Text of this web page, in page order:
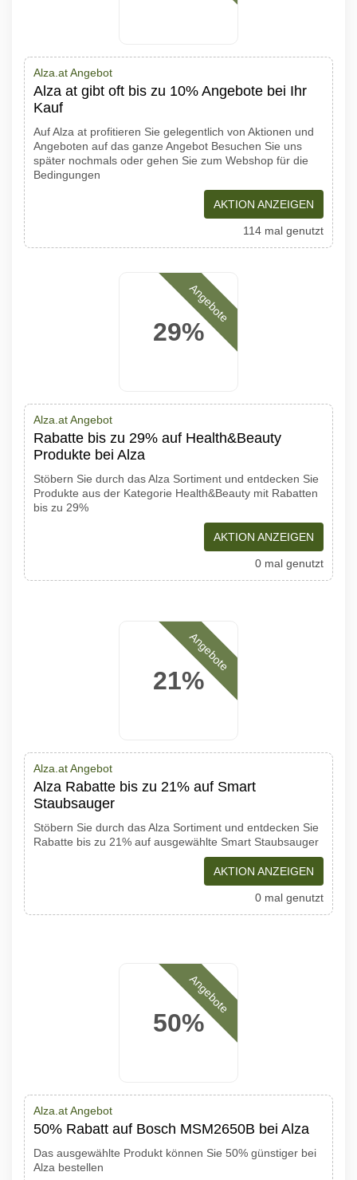
Alza.at Angebot
Alza at gibt oft bis zu 10% Angebote bei Ihr
Kauf
Auf Alza at profitieren Sie gelegentlich von Aktionen und
Angeboten auf das ganze Angebot Besuchen Sie uns
später nochmals oder gehen Sie zum Webshop für die
Bedingungen
AKTION ANZEIGEN
114 mal genutzt
29%
Angebote
Alza.at Angebot
Rabatte bis zu 29% auf Health&Beauty
Produkte bei Alza
Stöbern Sie durch das Alza Sortiment und entdecken Sie
Produkte aus der Kategorie Health&Beauty mit Rabatten
bis zu 29%
AKTION ANZEIGEN
0 mal genutzt
21%
Angebote
Alza.at Angebot
Alza Rabatte bis zu 21% auf Smart
Staubsauger
Stöbern Sie durch das Alza Sortiment und entdecken Sie
Rabatte bis zu 21% auf ausgewählte Smart Staubsauger
AKTION ANZEIGEN
0 mal genutzt
50%
Angebote
Alza.at Angebot
50% Rabatt auf Bosch MSM2650B bei Alza
Das ausgewählte Produkt können Sie 50% günstiger bei
Alza bestellen